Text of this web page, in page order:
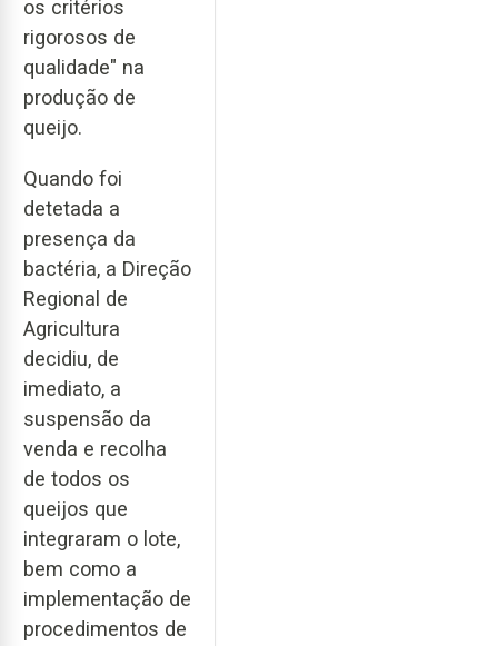
os critérios
rigorosos de
qualidade" na
produção de
queijo.
Quando foi
detetada a
presença da
bactéria, a Direção
Regional de
Agricultura
decidiu, de
imediato, a
suspensão da
venda e recolha
de todos os
queijos que
integraram o lote,
bem como a
implementação de
procedimentos de